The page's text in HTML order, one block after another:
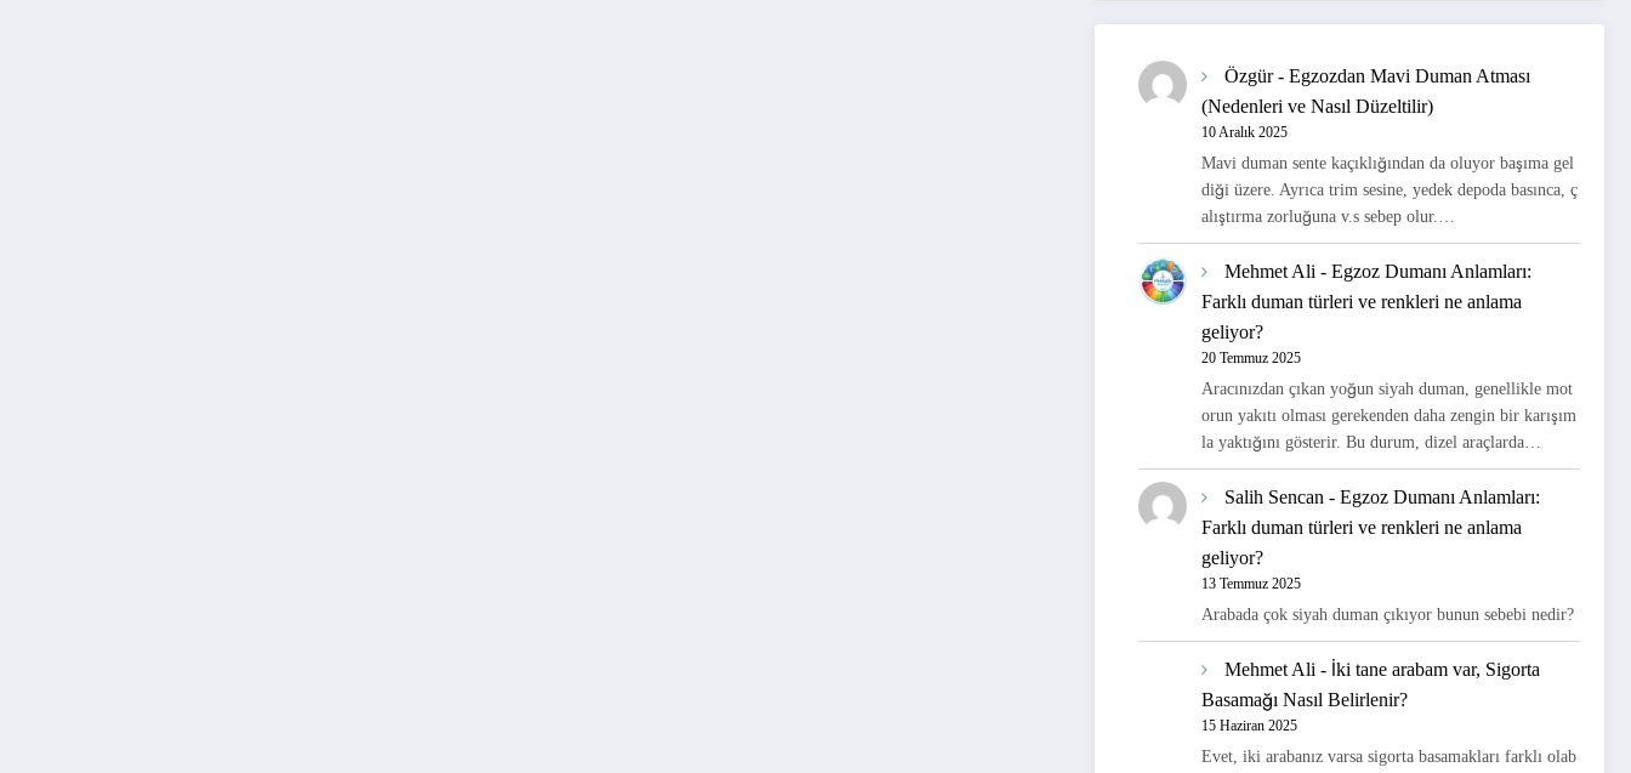
Özgür-Egzozdan Mavi Duman Atması
(Nedenleri ve Nasıl Düzeltilir)
10 Aralık 2025
Mavi duman sente kaçıklığından da oluyor başıma gel
diği üzere. Ayrıca trim sesine, yedek depoda basınca, ç
alıştırma zorluğuna v.s sebep olur.…
Mehmet Ali -Egzoz Dumanı Anlamları:
Farklı duman türleri ve renkleri ne anlama
geliyor?
20 Temmuz 2025
Aracınızdan çıkan yoğun siyah duman, genellikle mot
orun yakıtı olması gerekenden daha zengin bir karışım
la yaktığını gösterir. Bu durum, dizel araçlarda…
Salih Sencan -Egzoz Dumanı Anlamları:
Farklı duman türleri ve renkleri ne anlama
geliyor?
13 Temmuz 2025
Arabada çok siyah duman çıkıyor bunun sebebi nedir?
Mehmet Ali - İki tane arabam var, Sigorta
Basamağı Nasıl Belirlenir?
15 Haziran 2025
Evet, iki arabanız varsa sigorta basamakları farklı olab